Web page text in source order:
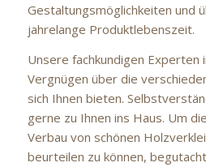
Gestaltungsmöglichkeiten und
jahrelange Produktlebenszeit.
Unsere fachkundigen Experten
Vergnügen über die
sich Ihnen bieten.
gerne zu Ihnen ins Haus. Um
Verbau von schönen
beurteilen zu können,